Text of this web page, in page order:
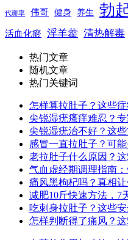
代谢率 伟哥 健身 养生 勃
活血化瘀 淫羊藿 清热解毒
热门文章
随机文章
热门关键词
怎样算拉肚子？这些
尖锐湿疣瘙痒难忍？
尖锐湿疣治不好？这
感冒一直拉肚子？可
老拉肚子什么原因？
气血虚经期调理指南
痛风黑枸杞吗？真相让
减肥10斤快速方法，7
吃刺身拉肚子？这些
怎样判断得了痛风？